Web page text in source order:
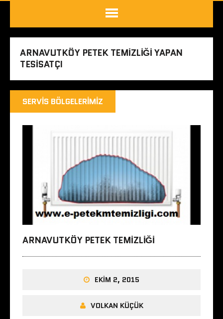
ARNAVUTKÖY PETEK TEMIZLIĞI YAPAN
TESISATÇI
SERVIS BÖLGELERIMIZ
ARNAVUTKÖY PETEK TEMIZLIĞI
EKIM 2, 2015
VOLKAN KÜÇÜK